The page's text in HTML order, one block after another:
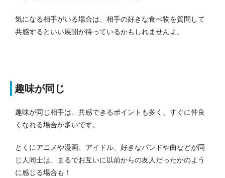
気になる相手がいる場合は、相手の好きな食べ物を質問して
共感するといい展開が待っているかもしれませんよ。
趣味が同じ
趣味が同じ相手は、共感できるポイントも多く、すぐに仲良
くなれる場合が多いです。
とくにアニメや漫画、アイドル、好きなバンドや曲などが同
じ人同士は、まるでお互いに以前からの友人だったかのよう
に感じる場合も！